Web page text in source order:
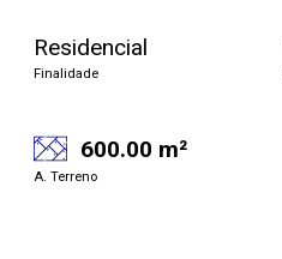
Residencial
Finalidade
600.00 m²
A. Terreno